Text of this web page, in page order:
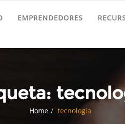
EMPRENDEDORES
Home tecnologia